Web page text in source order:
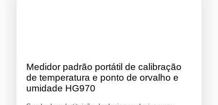
Medidor padrão portátil de calibração
de temperatura e ponto de orvalho e
umidade HG970